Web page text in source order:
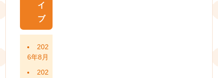
イ
ブ
202
6年8月
202